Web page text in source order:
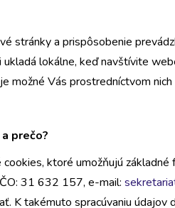
stránky a prispôsobenie
lokálne, keď navštívite
možné Vás prostredníctvom
prečo?
ktoré umožňujú
31 632 157, e-mail:
K takémuto spracúvaniu